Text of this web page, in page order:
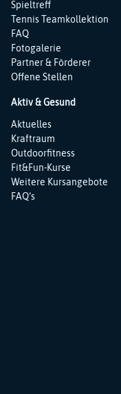
Spieltreff
Tennis Teamkollektion
FAQ
Fotogalerie
Partner & Förderer
Offene Stellen
Aktiv & Gesund
Navigation
überspringen
Aktuelles
Kraftraum
Outdoorfitness
Fit&Fun-Kurse
Weitere Kursangebote
FAQ‘s